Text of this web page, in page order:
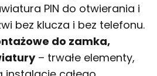
PIN do otwierania i
bez klucza i bez telefonu.
do zamka,
– trwałe elementy,